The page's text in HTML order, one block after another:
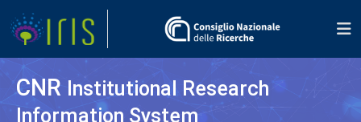
CNR Institutional Research
Information System